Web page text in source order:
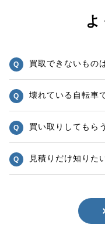
よ
買取できないもの
壊れている自転車
買い取りしてもら
見積りだけ知りた